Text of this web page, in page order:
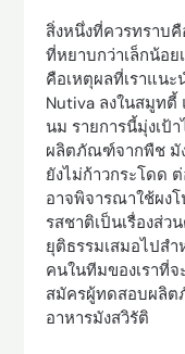
สิ่งหนึ่งที่ควรทราบ
ที่หยาบกว่าเล็กน้อ
คือเหตุผลที่เราแน
Nutiva ลงในสมูท
นม รายการนี้มุ่งเป้
ผลิตภัณฑ์จากพืช มั
ยังไม่ก้าวกระโดด
อาจพิจารณาใช้ผง
รสชาติเป็นเรื่องส่ว
ยุติธรรมเสมอไปส
คนในทีมของเราที่
สมัครผู้ทดสอบผลิต
อาหารมังสวิรัติ